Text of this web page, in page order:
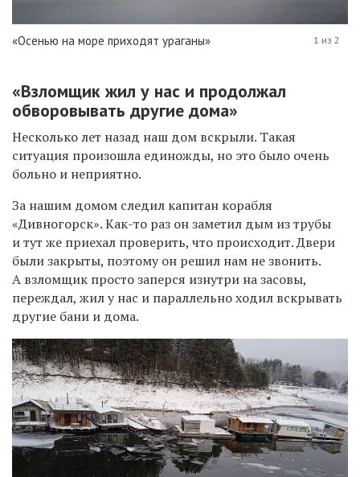
«Осенью на море приходят ураганы» 1 из 2
«Взломщик жил у нас и продолжал
обворовывать другие дома»
Несколько лет назад наш дом вскрыли. Такая
ситуация произошла единожды, но это было очень
больно и неприятно.
За нашим домом следил капитан корабля
«Дивногорск». Как-то раз он заметил дым из трубы
и тут же приехал проверить, что происходит. Двери
были закрыты, поэтому он решил нам не звонить.
А взломщик просто заперся изнутри на засовы,
переждал, жил у нас и параллельно ходил вскрывать
другие бани и дома.